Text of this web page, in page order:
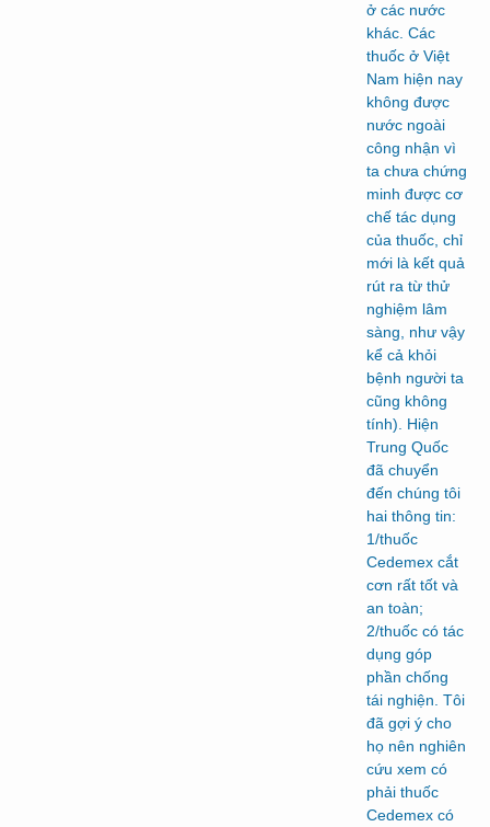
ở các nước
khác. Các
thuốc ở Việt
Nam hiện nay
không được
nước ngoài
công nhận vì
ta chưa chứng
minh được cơ
chế tác dụng
của thuốc, chỉ
mới là kết quả
rút ra từ thử
nghiệm lâm
sàng, như vậy
kể cả khỏi
bệnh người ta
cũng không
tính). Hiện
Trung Quốc
đã chuyển
đến chúng tôi
hai thông tin:
1/thuốc
Cedemex cắt
cơn rất tốt và
an toàn;
2/thuốc có tác
dụng góp
phần chống
tái nghiện. Tôi
đã gợi ý cho
họ nên nghiên
cứu xem có
phải thuốc
Cedemex có